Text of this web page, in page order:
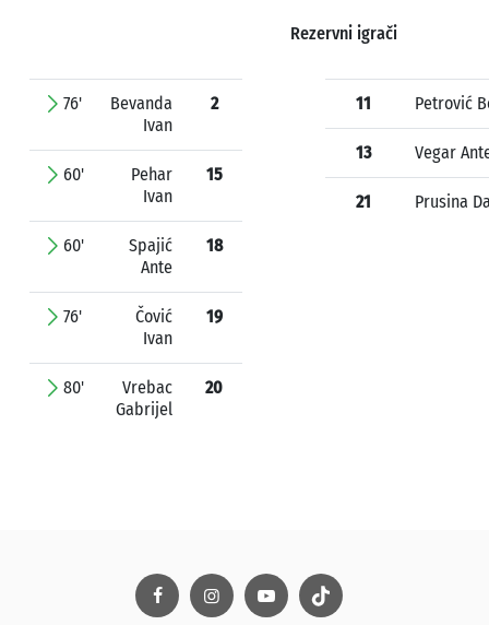
Rezervni igrači
76'
Bevanda
Ivan
2
60'
Pehar
Ivan
15
60'
Spajić
Ante
18
76'
Čović
Ivan
19
80'
Vrebac
Gabrijel
20
11 Petrović
13 Vegar
21 Prusina